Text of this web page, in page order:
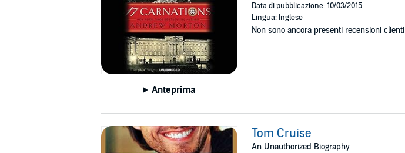
Anteprima
Data di pubblicazione: 10/03/2015
Lingua: Inglese
Non sono ancora presenti recensioni clienti
Tom Cruise
An Unauthorized Biography